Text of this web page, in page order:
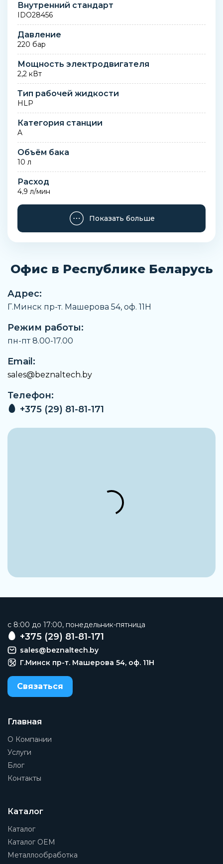
Внутренний стандарт
IDO28456
Давление
220 бар
Мощность электродвигателя
2,2 кВт
Тип рабочей жидкости
HLP
Категория станции
A
Объём бака
10 л
Расход
4,9 л/мин
Количество выходов
Артикул
Производитель
Наименование
Министанция
Показать больше
Офис в Республике Беларусь
Адрес:
Г.Минск пр-т. Машерова 54, оф. 11H
Режим работы:
пн-пт 8.00-17.00
Email:
sales@beznaltech.by
Телефон:
+375 (29) 81-81-171
c 8:00 до 17:00, понедельник-пятница
+375 (29) 81-81-171
sales@beznaltech.by
Г.Минск пр-т. Машерова 54, оф. 11H
Связаться
Главная
О Компании
Услуги
Блог
Контакты
Каталог
Каталог
Каталог OEM
Металлообработка